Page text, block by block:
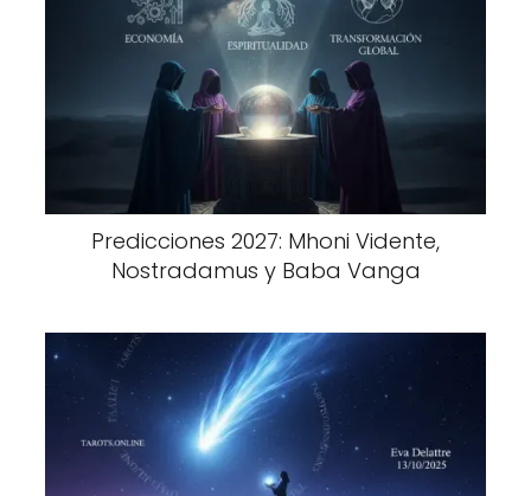
Predicciones 2027: Mhoni Vidente,
Nostradamus y Baba Vanga